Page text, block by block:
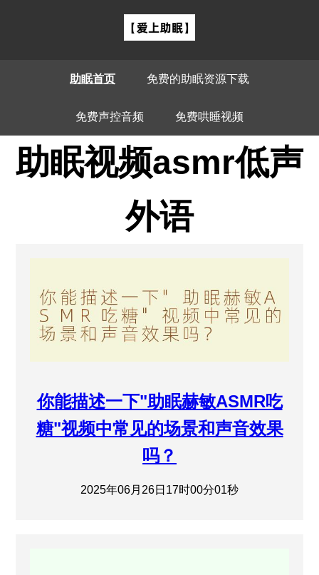
助眠首页 免费的助眠资源下载
免费声控音频 免费哄睡视频
助眠视频asmr低声
外语
你能描述一下"助眠赫敏ASMR吃
糖"视频中常见的场景和声音效果
吗？
2025年06月26日17时00分01秒